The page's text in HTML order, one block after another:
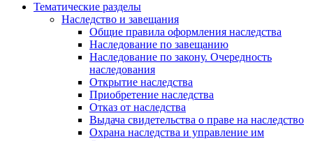
Тематические разделы
Наследство и завещания
Общие правила оформления наследства
Наследование по завещанию
Наследование по закону. Очередность
наследования
Открытие наследства
Приобретение наследства
Отказ от наследства
Выдача свидетельства о праве на наследство
Охрана наследства и управление им